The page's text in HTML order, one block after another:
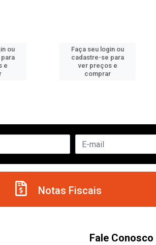
ou
e
Faça seu login ou
cadastre-se para
ver preços e
comprar
Notas Fiscais
Fale Conosco